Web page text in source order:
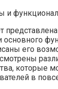
его
которые
в